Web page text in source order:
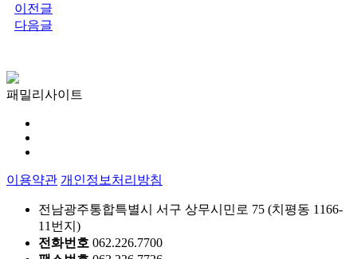
이전글
다음글
패밀리사이트
이용약관 개인정보처리방침
전남광주통합특별시 서구 상무시민로 75 (치평동 1166-
11번지)
전화번호 062.226.7700